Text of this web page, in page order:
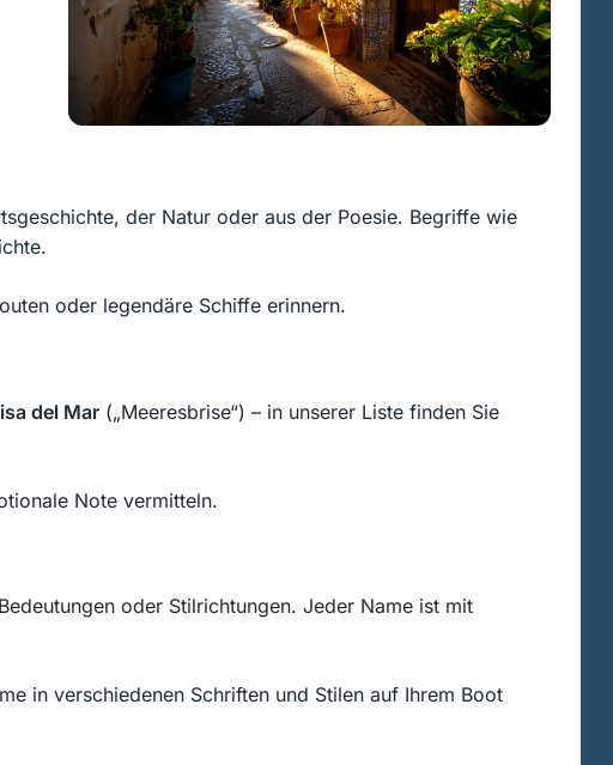
der Natur oder aus der Poesie. Begriffe wie
oder legendäre Schiffe erinnern.
del Mar („Meeresbrise“) – in unserer Liste finden Sie
Note vermitteln.
oder Stilrichtungen. Jeder Name ist mit
in verschiedenen Schriften und Stilen auf Ihrem Boot